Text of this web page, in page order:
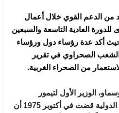
من الدعم القوي خلال أعمال
للدورة العادية التاسعة والسبعين
حيث أكد عدة رؤساء دول ورؤساء
الشعب الصحراوي في تقرير
من الصحراء الغربية.
الوزير الأول لتيمور
الشرقية، إلى أن محكمة العدل الدولية قضت في أكتوبر 1975 أن